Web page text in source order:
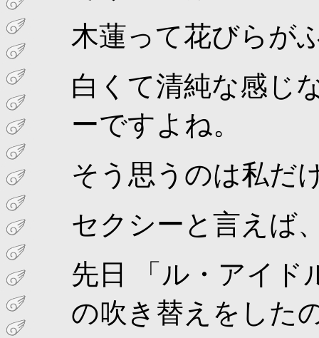
木蓮って花びらが
白くて清純な感じ
ーですよね。
そう思うのは私だ
セクシーと言えば
先日 「ル・アイド
の吹き替えをした